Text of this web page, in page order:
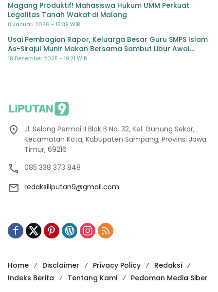
Magang Produktif! Mahasiswa Hukum UMM Perkuat
Legalitas Tanah Wakaf di Malang
8 Januari 2026 - 15:39 WIB
Usai Pembagian Rapor, Keluarga Besar Guru SMPS Islam
As-Sirajul Munir Makan Bersama Sambut Libur Awal
Semester
18 Desember 2025 - 19:21 WIB
Jl. Selong Permai II Blok B No. 32, Kel. Gunung Sekar,
Kecamatan Kota, Kabupaten Sampang, Provinsi Jawa
Timur, 69216
085 338 373 848
redaksiliputan9@gmail.com
Home Disclaimer Privacy Policy
Redaksi
Indeks Berita
Tentang Kami
Pedoman Media Siber